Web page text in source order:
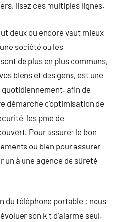
lisez ces multiples lignes.
deux ou encore vaut mieux
société ou les
de plus en plus communs,
biens et des gens, est une
afin de
démarche d’optimisation de
les pme de
Pour assurer le bon
ou bien pour assurer
à une agence de sûreté
du téléphone portable : nous
son kit d’alarme seul.